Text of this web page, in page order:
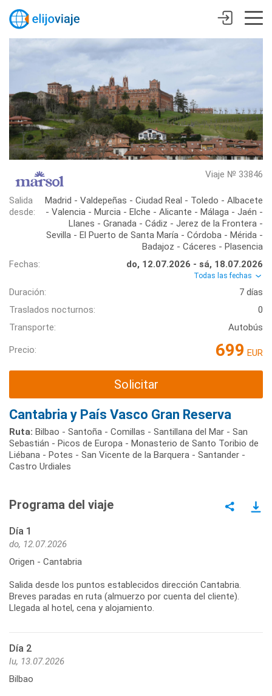
Viaje № 33846
Salida
desde:
Madrid - Valdepeñas - Ciudad Real - Toledo - Albacete
- Valencia - Murcia - Elche - Alicante - Málaga - Jaén -
Llanes - Granada - Cádiz - Jerez de la Frontera -
Sevilla - El Puerto de Santa María - Córdoba - Mérida -
Badajoz - Cáceres - Plasencia
Fechas:
do, 12.07.2026 - sá, 18.07.2026
Todas las fechas
Duración:
7 días
Traslados nocturnos:
0
Transporte:
Autobús
Precio: 699 EUR
Solicitar
Cantabria y País Vasco Gran Reserva
Ruta: Bilbao - Santoña - Comillas - Santillana del Mar - San
Sebastián - Picos de Europa - Monasterio de Santo Toribio de
Liébana - Potes - San Vicente de la Barquera - Santander -
Castro Urdiales
Programa del viaje
Día 1
do, 12.07.2026
Origen - Cantabria
Salida desde los puntos establecidos dirección Cantabria.
Breves paradas en ruta (almuerzo por cuenta del cliente).
Llegada al hotel, cena y alojamiento.
Día 2
lu, 13.07.2026
Bilbao